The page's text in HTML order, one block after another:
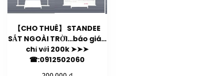
【CHO THUÊ】 STANDEE
SẮT NGOÀI TRỜI…báo giá…
chỉ với 200k ➤➤➤
☎:0912502060